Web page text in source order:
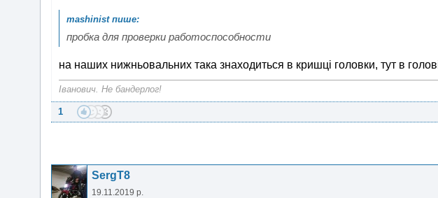
пробка для проверки работоспособности
на наших нижньовальних така знаходиться в кришці головки, тут в
Іванович. Не бандерлог!
1
SergT8
19.11.2019 р.